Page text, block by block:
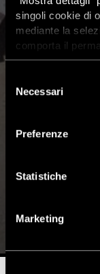
singoli cookie di
mediante la
comporta il
dunque la
dei cookie attivi
delNecessari
Preferenze
Statistiche
Marketing
Relatore
diritto a
29 Ottobre 2022